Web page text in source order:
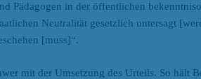
Pädagogen in der öffentlichen
Neutralität gesetzlich untersagt
[muss]“.
mit der Umsetzung des Urteils. So hält